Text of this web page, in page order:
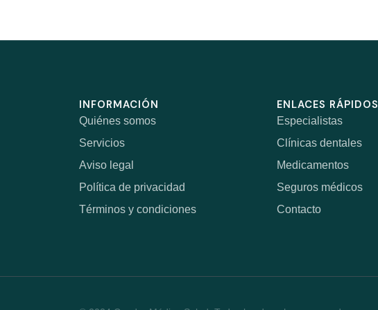
INFORMACIÓN
Quiénes somos
Servicios
Aviso legal
Política de privacidad
Términos y condiciones
ENLACES RÁPIDOS
Especialistas
Clínicas dentales
Medicamentos
Seguros médicos
Contacto